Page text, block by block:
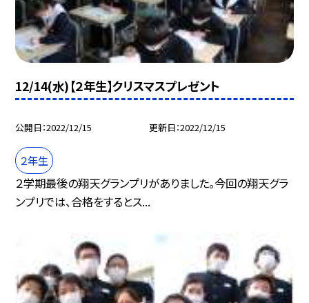
12/14(水)【２年生】クリスマスプレゼント
公開日 2022/12/15 更新日 2022/12/15
２年生
２学期最後の翔天グランプリがありました。今回の翔天グラ
ンプリでは、合格をするとス...